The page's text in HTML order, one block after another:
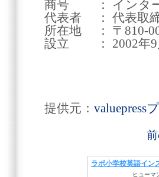
商号 ： インター
代表者 ： 代表取
所在地 ： 〒810-
設立 ： 2002年9
提供元： valuepress